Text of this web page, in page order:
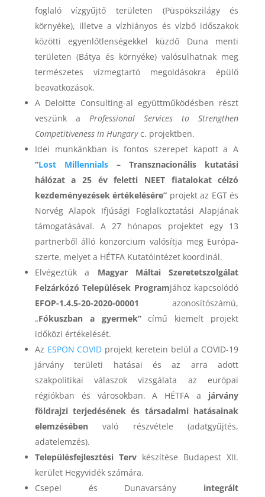
foglaló vízgyűjtő területen (Püspökszilágy és
környéke), illetve a vízhiányos és vízbő időszakok
közötti egyenlőtlenségekkel küzdő Duna menti
területen (Bátya és környéke) valósulhatnak meg
természetes vízmegtartó megoldásokra épülő
beavatkozások.
A Deloitte Consulting-al együttműködésben részt
veszünk a Professional Services to Strengthen
Competitiveness in Hungaryc. projektben.
Idei munkánkban is fontos szerepet kapott aA
“Lost Millennials– Transznacionális kutatási
hálózat a 25 év feletti NEET fiatalokat célzó
kezdeményezések értékelésére” projekt az EGT és
Norvég Alapok Ifjúsági Foglalkoztatási Alapjának
támogatásával. A 27 hónapos projektet egy 13
partnerből álló konzorcium valósítja meg Európa-
szerte, melyet a HÉTFA Kutatóintézet koordinál.
Elvégeztük a Magyar Máltai Szeretetszolgálat
Felzárkózó Települések Programjához kapcsolódó
EFOP-1.4.5-20-2020-00001 azonosítószámú,
„Fókuszban a gyermek”című kiemelt projekt
időközi értékelését.
Az ESPON COVID projekt keretein belül a COVID-19
járvány területi hatásai és az arra adott
szakpolitikai válaszok vizsgálata az európai
régiókban és városokban. A HÉTFA a járvány
földrajzi terjedésének és társadalmi hatásainak
elemzésébenvaló részvétele (adatgyűjtés,
adatelemzés).
Településfejlesztési Tervkészítése Budapest XII.
kerület Hegyvidék számára.
Csepel és Dunavarsány integrált